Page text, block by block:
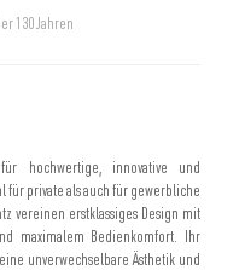
130 Jahren
hochwertige, innovative und
für private als auch für gewerbliche
vereinen erstklassiges Design mit
maximalem Bedienkomfort. Ihr
unverwechselbare Ästhetik und